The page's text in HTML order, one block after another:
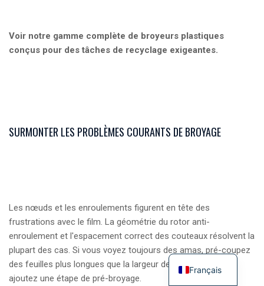
Voir notre gamme complète de broyeurs plastiques
conçus pour des tâches de recyclage exigeantes.
SURMONTER LES PROBLÈMES COURANTS DE BROYAGE
Les nœuds et les enroulements figurent en tête des
frustrations avec le film. La géométrie du rotor anti-
enroulement et l'espacement correct des couteaux résolvent la
plupart des cas. Si vous voyez toujours des amas, pré-coupez
des feuilles plus longues que la largeur de votre rotor ou
ajoutez une étape de pré-broyage.
Français